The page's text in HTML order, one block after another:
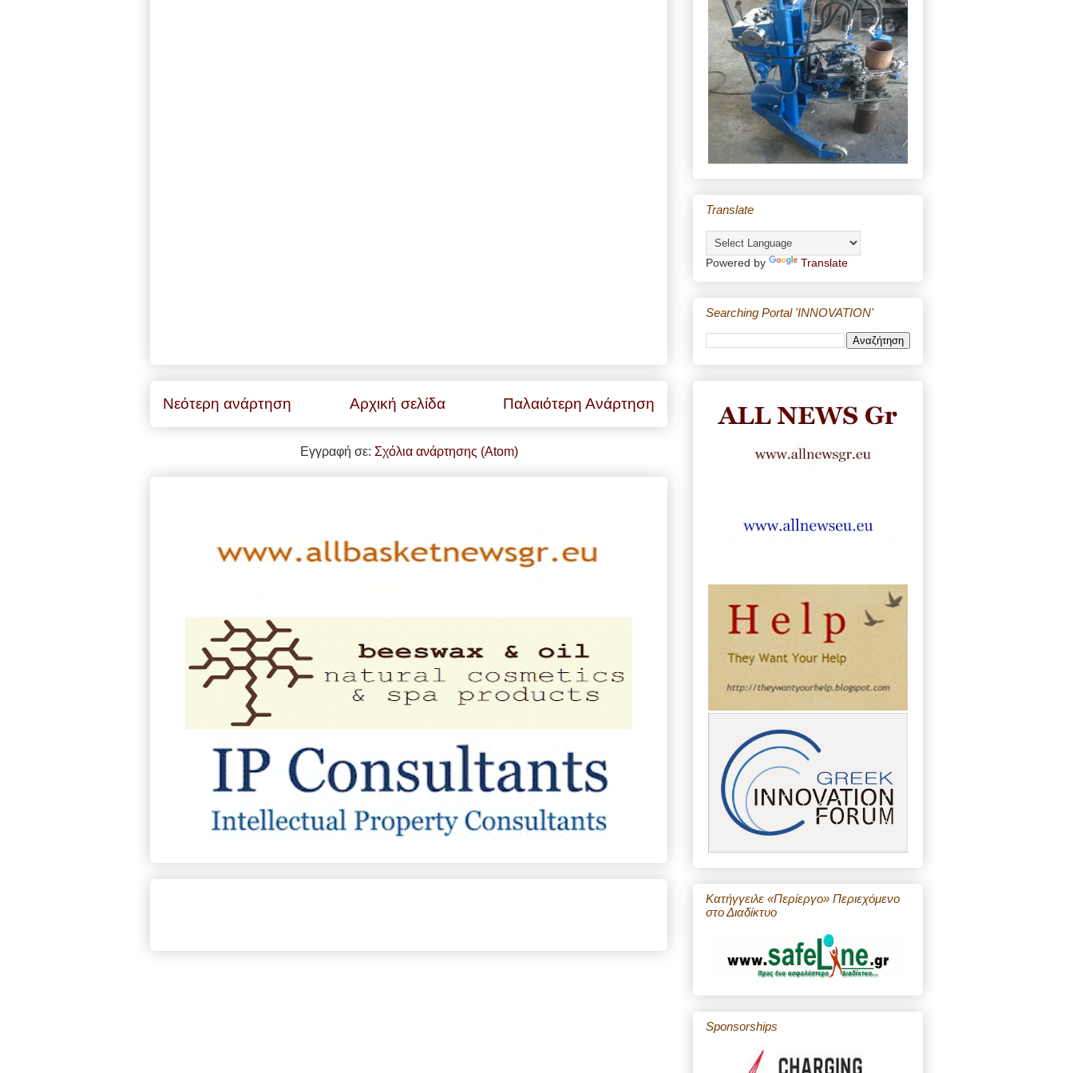
Νεότερη ανάρτηση Παλαιότερη Ανάρτηση
Αρχική σελίδα
Εγγραφή σε: Σχόλια ανάρτησης (Atom)
Translate
Powered by Translate
Searching Portal 'INNOVATION'
Κατήγγειλε «Περίεργο» Περιεχόμενο
στο Διαδίκτυο
Sponsorships